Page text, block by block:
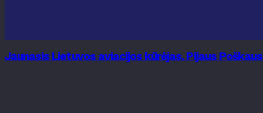
Jaunasis Lietuvos aviacijos kūrėjas. Pijaus